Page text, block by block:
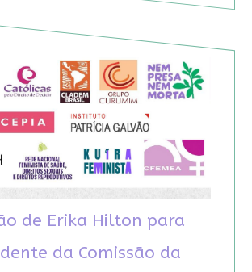
de Erika Hilton para
da Comissão da